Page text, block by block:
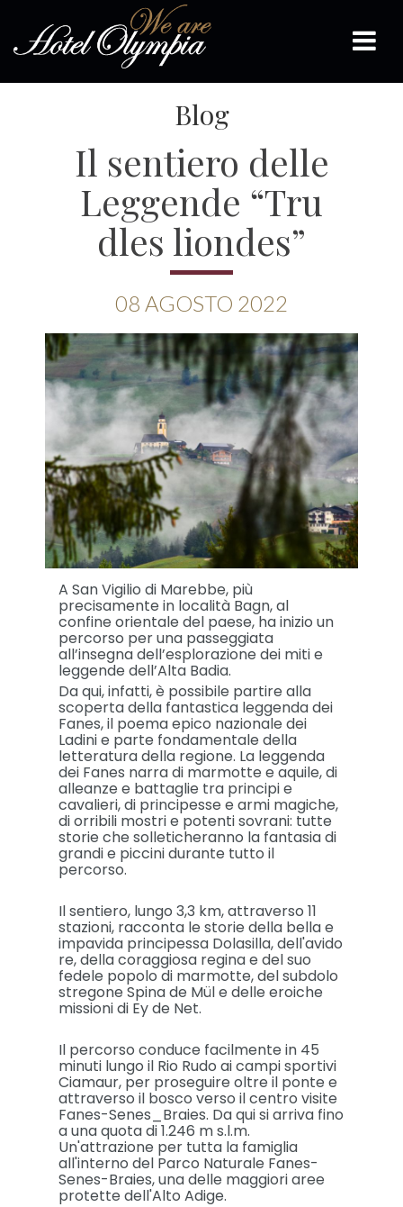
Blog
Il sentiero delle
Leggende “Tru
dles liondes”
08 AGOSTO 2022
A San Vigilio di Marebbe, più
precisamente in località Bagn, al
confine orientale del paese, ha inizio un
percorso per una passeggiata
all’insegna dell’esplorazione dei miti e
leggende dell’Alta Badia.
Da qui, infatti, è possibile partire alla
scoperta della fantastica leggenda dei
Fanes, il poema epico nazionale dei
Ladini e parte fondamentale della
letteratura della regione. La leggenda
dei Fanes narra di marmotte e aquile, di
alleanze e battaglie tra principi e
cavalieri, di principesse e armi magiche,
di orribili mostri e potenti sovrani: tutte
storie che solleticheranno la fantasia di
grandi e piccini durante tutto il
percorso.
Il sentiero, lungo 3,3 km, attraverso 11
stazioni, racconta le storie della bella e
impavida principessa Dolasilla, dell'avido
re, della coraggiosa regina e del suo
fedele popolo di marmotte, del subdolo
stregone Spina de Mül e delle eroiche
missioni di Ey de Net.
Il percorso conduce facilmente in 45
minuti lungo il Rio Rudo ai campi sportivi
Ciamaur, per proseguire oltre il ponte e
attraverso il bosco verso il centro visite
Fanes-Senes_Braies. Da qui si arriva fino
a una quota di 1.246 m s.l.m.
Un'attrazione per tutta la famiglia
all'interno del Parco Naturale Fanes-
Senes-Braies, una delle maggiori aree
protette dell'Alto Adige.